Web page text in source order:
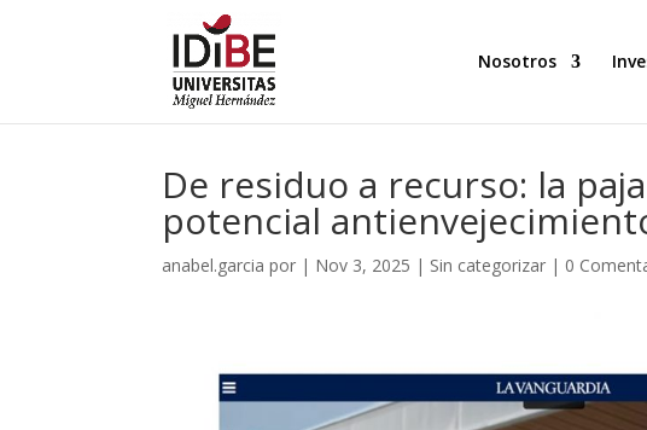
Nosotros
De residuo a recurso: la
potencial
anabel.garcia por | Nov 3, 2025 | Sin categorizar | 0